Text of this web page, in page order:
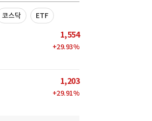
코스닥 ETF
1,554
+29.93%
1,203
+29.91%